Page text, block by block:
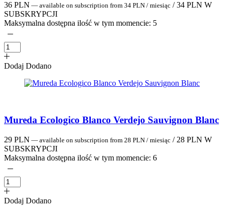
36 PLN — available on subscription from 34 PLN / miesiąc / 34 PLN W
SUBSKRYPCJI
Maksymalna dostępna ilość w tym momencie: 5
Dodaj Dodano
Mureda Ecologico Blanco Verdejo Sauvignon Blanc
29 PLN — available on subscription from 28 PLN / miesiąc / 28 PLN W
SUBSKRYPCJI
Maksymalna dostępna ilość w tym momencie: 6
Dodaj Dodano